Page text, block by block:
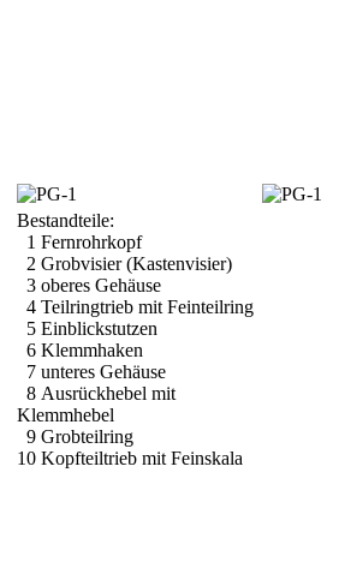
Bestandteile:
1 Fernrohrkopf
2 Grobvisier (Kastenvisier)
3 oberes Gehäuse
4 Teilringtrieb mit Feinteilring
5 Einblickstutzen
6 Klemmhaken
7 unteres Gehäuse
8 Ausrückhebel mit
Klemmhebel
9 Grobteilring
10 Kopfteiltrieb mit Feinskala